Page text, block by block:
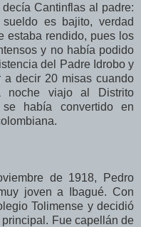
Cantinflas al padre:
es bajito, verdad
estaba rendido, pues los
y no había podido
del Padre Idrobo y
a decir 20 misas cuando
noche viajo al Distrito
había convertido en
de 1918, Pedro
joven a Ibagué. Con
Tolimense y decidió
Fue capellán de